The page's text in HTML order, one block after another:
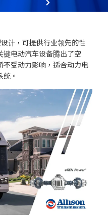
计，可提供行业领先的性
键电动汽车设备腾出了空
不受动力影响，适合动力电
。